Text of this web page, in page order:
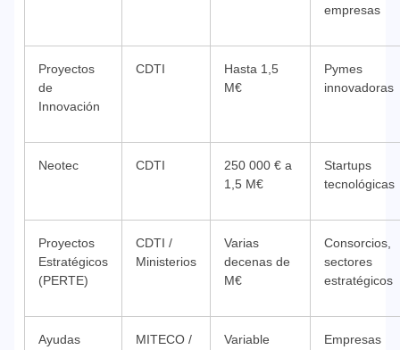
empresas
Proyectos
de
Innovación
CDTI
Hasta 1,5
M€
Pymes
innovadoras
Neotec CDTI
250 000 € a
1,5 M€
Startups
tecnológicas
Proyectos
Estratégicos
(PERTE)
CDTI /
Ministerios
Varias
decenas de
M€
Consorcios,
sectores
estratégicos
Ayudas
MITECO /
Variable
Empresas